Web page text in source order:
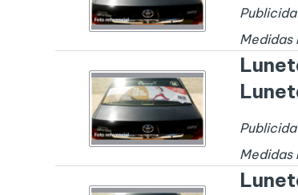
Medidas
Medidas